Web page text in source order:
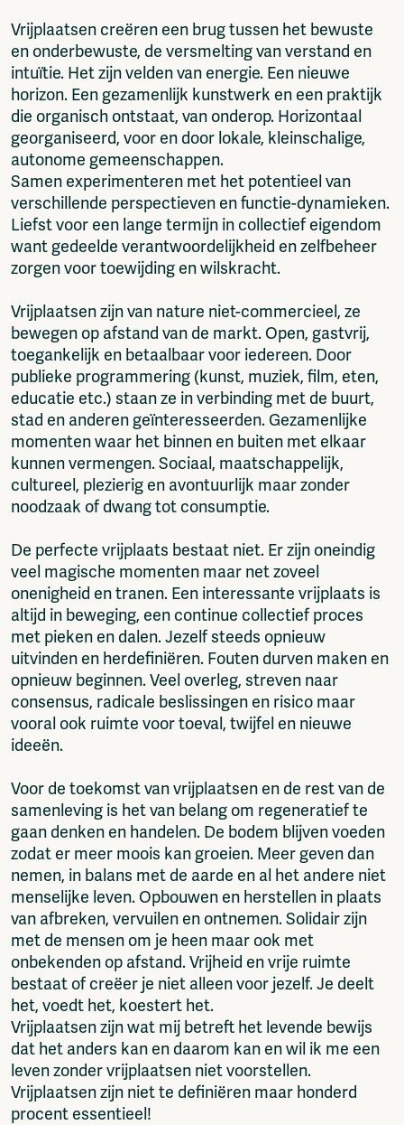
Vrijplaatsen creëren een brug tussen het bewuste
en onderbewuste, de versmelting van verstand en
intuïtie. Het zijn velden van energie. Een nieuwe
horizon. Een gezamenlijk kunstwerk en een praktijk
die organisch ontstaat, van onderop. Horizontaal
georganiseerd, voor en door lokale, kleinschalige,
autonome gemeenschappen.
Samen experimenteren met het potentieel van
verschillende perspectieven en functie-dynamieken.
Liefst voor een lange termijn in collectief eigendom
want gedeelde verantwoordelijkheid en zelfbeheer
zorgen voor toewijding en wilskracht.
Vrijplaatsen zijn van nature niet-commercieel, ze
bewegen op afstand van de markt. Open, gastvrij,
toegankelijk en betaalbaar voor iedereen. Door
publieke programmering (kunst, muziek, film, eten,
educatie etc.) staan ze in verbinding met de buurt,
stad en anderen geïnteresseerden. Gezamenlijke
momenten waar het binnen en buiten met elkaar
kunnen vermengen. Sociaal, maatschappelijk,
cultureel, plezierig en avontuurlijk maar zonder
noodzaak of dwang tot consumptie.
De perfecte vrijplaats bestaat niet. Er zijn oneindig
veel magische momenten maar net zoveel
onenigheid en tranen. Een interessante vrijplaats is
altijd in beweging, een continue collectief proces
met pieken en dalen. Jezelf steeds opnieuw
uitvinden en herdefiniëren. Fouten durven maken en
opnieuw beginnen. Veel overleg, streven naar
consensus, radicale beslissingen en risico maar
vooral ook ruimte voor toeval, twijfel en nieuwe
ideeën.
Voor de toekomst van vrijplaatsen en de rest van de
samenleving is het van belang om regeneratief te
gaan denken en handelen. De bodem blijven voeden
zodat er meer moois kan groeien. Meer geven dan
nemen, in balans met de aarde en al het andere niet
menselijke leven. Opbouwen en herstellen in plaats
van afbreken, vervuilen en ontnemen. Solidair zijn
met de mensen om je heen maar ook met
onbekenden op afstand. Vrijheid en vrije ruimte
bestaat of creëer je niet alleen voor jezelf. Je deelt
het, voedt het, koestert het.
Vrijplaatsen zijn wat mij betreft het levende bewijs
dat het anders kan en daarom kan en wil ik me een
leven zonder vrijplaatsen niet voorstellen.
Vrijplaatsen zijn niet te definiëren maar honderd
procent essentieel!